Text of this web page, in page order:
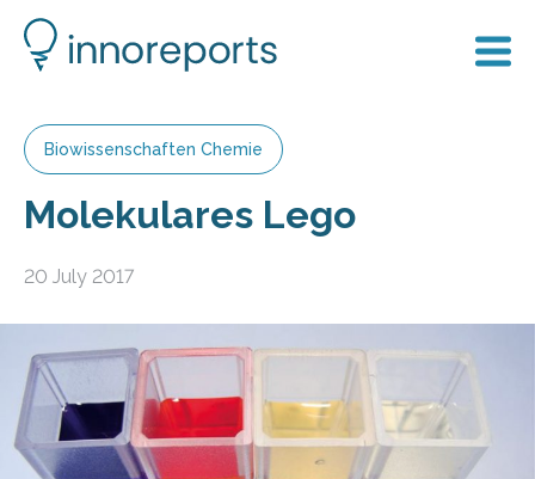
Biowissenschaften Chemie
Molekulares Lego
20 July 2017